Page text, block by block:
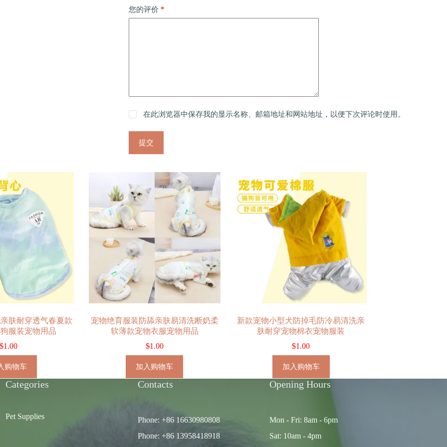
您的评价 *
在此浏览器中保存我的显示名称、邮箱地址和网站地址，以便下次评论时使用。
提交
肤耐穿透气春夏款
服装宠物用品
1.00
购物车
宠物绝育服装防舔亲肤易清洗断奶柔
软薄款宠物衣服宠物用品
$1.00
加入购物车
新款宠物小型犬防掉毛防冷易清洗亲
肤耐穿宠物棉衣宠物服装
$1.00
加入购物车
Categories
Pet Supplies
Contacts
Phone: +86 16630980808
Phone: +86 13958418918
Opening Hours
Mon - Fri: 8am - 6pm
Sat: 10am - 4pm